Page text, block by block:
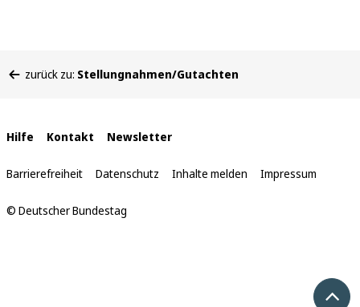
befinden
zurück zu: Stellungnahmen/Gutachten
Interne
Links
Hilfe Kontakt Newsletter
Barrierefreiheit Datenschutz Inhalte melden Impressum
© Deutscher Bundestag